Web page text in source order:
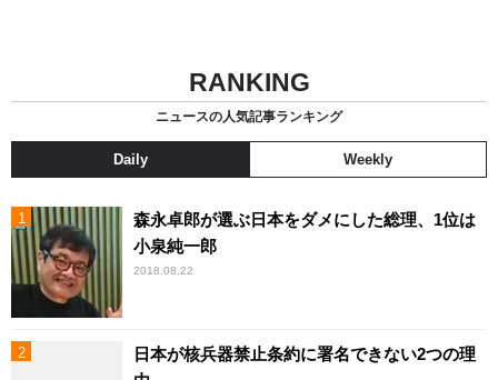
RANKING
ニュースの人気記事ランキング
Daily Weekly
森永卓郎が選ぶ日本をダメにした総理、1位は
小泉純一郎
2018.08.22
日本が核兵器禁止条約に署名できない2つの理